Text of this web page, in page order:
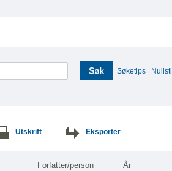
Søk Søketips Nullstill
Utskrift Eksporter
Forfatter/person År